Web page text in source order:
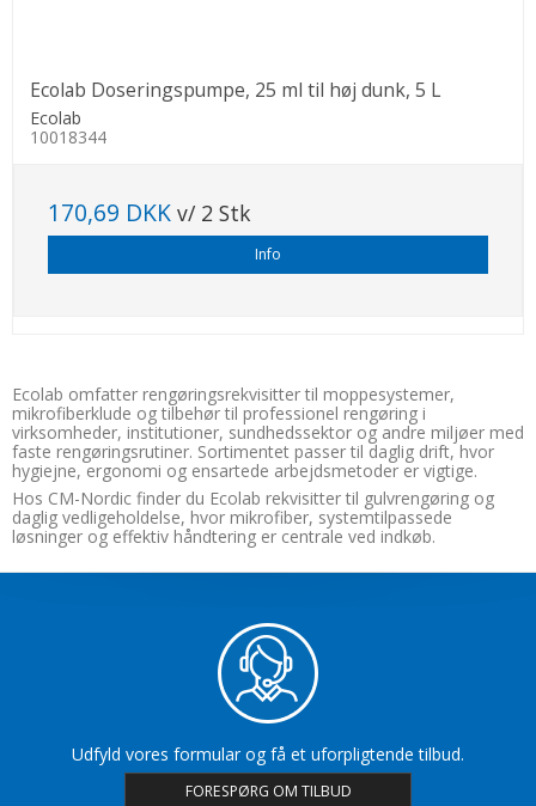
Ecolab Doseringspumpe, 25 ml til høj dunk, 5 L
Ecolab
10018344
170,69 DKK v/ 2 Stk
Info
Ecolab omfatter rengøringsrekvisitter til moppesystemer,
mikrofiberklude og tilbehør til professionel rengøring i
virksomheder, institutioner, sundhedssektor og andre miljøer med
faste rengøringsrutiner. Sortimentet passer til daglig drift, hvor
hygiejne, ergonomi og ensartede arbejdsmetoder er vigtige.
Hos CM-Nordic finder du Ecolab rekvisitter til gulvrengøring og
daglig vedligeholdelse, hvor mikrofiber, systemtilpassede
løsninger og effektiv håndtering er centrale ved indkøb.
Udfyld vores formular og få et uforpligtende tilbud.
FORESPØRG OM TILBUD